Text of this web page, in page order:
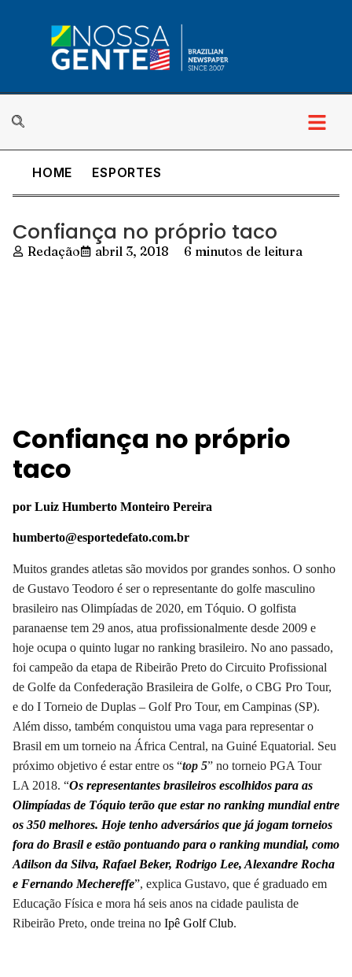
HOME ESPORTES
Confiança no próprio taco
Redação abril 3, 2018 6 minutos de leitura
Confiança no próprio
taco
por Luiz Humberto Monteiro Pereira
humberto@esportedefato.com.br
Muitos grandes atletas são movidos por grandes sonhos. O sonho
de Gustavo Teodoro é ser o representante do golfe masculino
brasileiro nas Olimpíadas de 2020, em Tóquio. O golfista
paranaense tem 29 anos, atua profissionalmente desde 2009 e
hoje ocupa o quinto lugar no ranking brasileiro. No ano passado,
foi campeão da etapa de Ribeirão Preto do Circuito Profissional
de Golfe da Confederação Brasileira de Golfe, o CBG Pro Tour,
e do I Torneio de Duplas – Golf Pro Tour, em Campinas (SP).
Além disso, também conquistou uma vaga para representar o
Brasil em um torneio na África Central, na Guiné Equatorial. Seu
próximo objetivo é estar entre os “top 5” no torneio PGA Tour
LA 2018. “Os representantes brasileiros escolhidos para as
Olimpíadas de Tóquio terão que estar no ranking mundial entre
os 350 melhores. Hoje tenho adversários que já jogam torneios
fora do Brasil e estão pontuando para o ranking mundial, como
Adilson da Silva, Rafael Beker, Rodrigo Lee, Alexandre Rocha
e Fernando Mechereffe”, explica Gustavo, que é graduado em
Educação Física e mora há seis anos na cidade paulista de
Ribeirão Preto, onde treina no Ipê Golf Club.